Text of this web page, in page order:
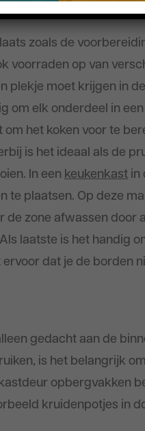
zoals de
voorraden op van
plekje moet krijgen in
om elk onderdeel in
het koken voor te
is het ideaal als de
In een keukenkast in
te plaatsen. Op deze
de zone afwassen door
laatste is het handig
ervoor dat je de borden
gedacht aan de
is het belangrijk
opbergvakken
kruidenpotjes in